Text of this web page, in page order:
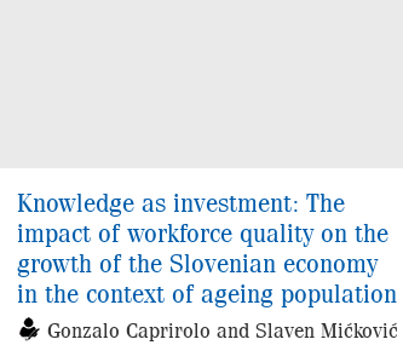
Knowledge as investment: The
impact of workforce quality on the
growth of the Slovenian economy
in the context of ageing population
Gonzalo Caprirolo and Slaven Mićković